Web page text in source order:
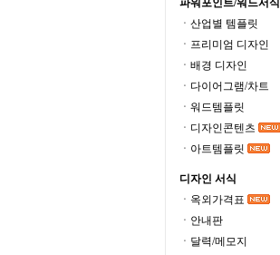
파워포인트/워드서식
ㆍ산업별 템플릿
ㆍ프리미엄 디자인
ㆍ배경 디자인
ㆍ다이어그램/차트
ㆍ워드템플릿
ㆍ디자인콘텐츠
ㆍ아트템플릿
디자인 서식
ㆍ옥외가격표
ㆍ안내판
ㆍ달력/메모지